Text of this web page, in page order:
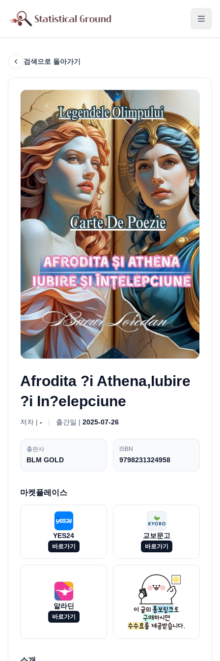
검색으로 돌아가기
Afrodita ?i Athena,Iubire
?i In?elepciune
저자 | - | 출간일 | 2025-07-26
출판사
BLM GOLD
ISBN
9798231324958
마켓플레이스
YES24
바로가기
교보문고
바로가기
알라딘
바로가기